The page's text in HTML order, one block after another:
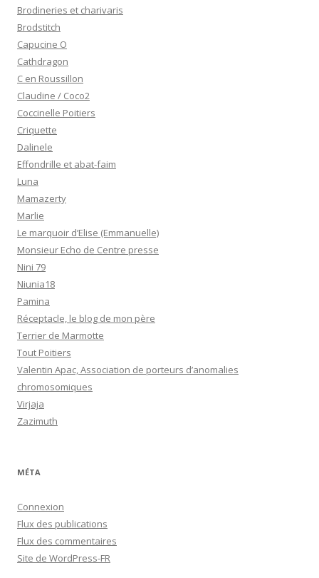
Brodineries et charivaris
Brodstitch
Capucine O
Cathdragon
C en Roussillon
Claudine / Coco2
Coccinelle Poitiers
Criquette
Dalinele
Effondrille et abat-faim
Luna
Mamazerty
Marlie
Le marquoir d’Elise (Emmanuelle)
Monsieur Echo de Centre presse
Nini 79
Niunia18
Pamina
Réceptacle, le blog de mon père
Terrier de Marmotte
Tout Poitiers
Valentin Apac, Association de porteurs d’anomalies
chromosomiques
Virjaja
Zazimuth
MÉTA
Connexion
Flux des publications
Flux des commentaires
Site de WordPress-FR